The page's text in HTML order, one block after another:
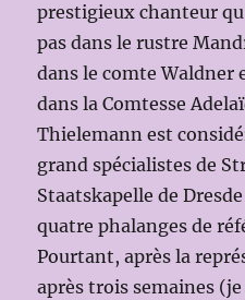
prestigieux chanteur
pas dans le rustre
dans le comte Waldner
dans la Comtesse
Thielemann est
grand spécialistes de
Staatskapelle de
quatre phalanges de
Pourtant, après la
après trois semaines